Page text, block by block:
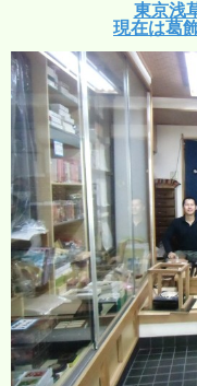
東京浅
現在は葛